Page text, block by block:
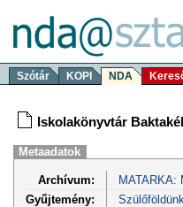
Szótár KOPI NDA
Iskolakönyvtár
Metaadatok
Archívum:
MATARKA:
Gyűjtemény:
Szülőföldünk